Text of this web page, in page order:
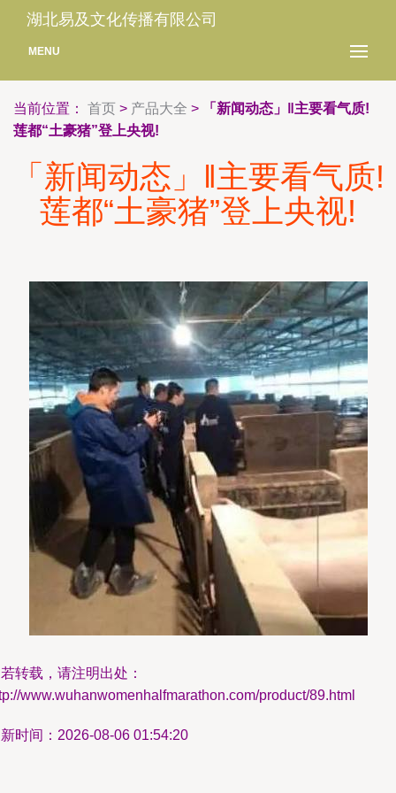
湖北易及文化传播有限公司
MENU
当前位置： 首页 > 产品大全 >
「新闻动态」‖主要看气质!
莲都“土豪猪”登上央视!
「新闻动态」‖主要看气质!
莲都“土豪猪”登上央视!
转载，请注明出处：
www.wuhanwomenhalfmarathon.com/product/89.html
时间：2026-08-06 01:54:20